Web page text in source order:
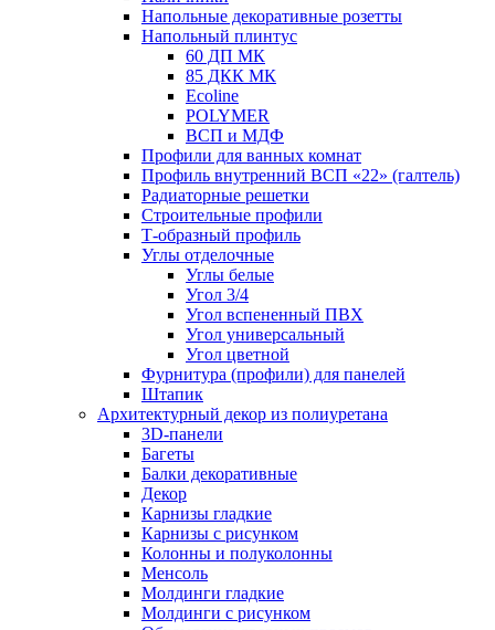
Напольные декоративные розетты
Напольный плинтус
60 ДП МК
85 ДКК МК
Ecoline
POLYMER
ВСП и МДФ
Профили для ванных комнат
Профиль внутренний ВСП «22» (галтель)
Радиаторные решетки
Строительные профили
Т-образный профиль
Углы отделочные
Углы белые
Угол 3/4
Угол вспененный ПВХ
Угол универсальный
Угол цветной
Фурнитура (профили) для панелей
Штапик
Архитектурный декор из полиуретана
3D-панели
Багеты
Балки декоративные
Декор
Карнизы гладкие
Карнизы с рисунком
Колонны и полуколонны
Менсоль
Молдинги гладкие
Молдинги с рисунком